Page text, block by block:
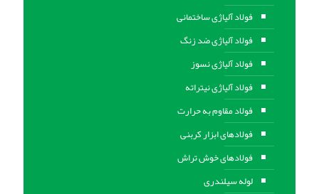
فولاد آلیاژی ساختمانی
فولاد آلیاژی ضد زنگ
فولاد آلیاژی نسوز
فولاد آلیاژی نیتراته
فولاد مقاوم به حرارت
فولادهای ابزار کربنی
فولادهای خوش تراش
لوله سیلندری